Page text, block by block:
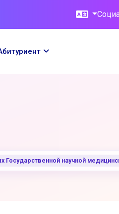
научной